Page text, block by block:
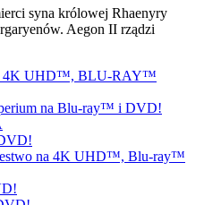
syna królowej Rhaenyry
Aegon II rządzi
4K UHD™, BLU-RAY™
na Blu-ray™ i DVD!
na 4K UHD™, Blu-ray™